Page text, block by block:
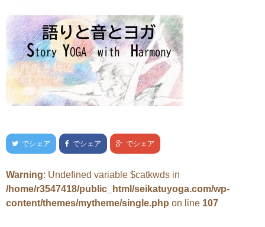
でシェア でシェア でシェア
Warning: Undefined variable $catkwds in
/home/r3547418/public_html/seikatuyoga.com/wp-
content/themes/mytheme/single.php on line 107